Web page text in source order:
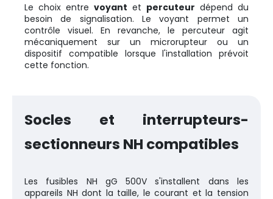
Le choix entre voyant et percuteur dépend du
besoin de signalisation. Le voyant permet un
contrôle visuel. En revanche, le percuteur agit
mécaniquement sur un microrupteur ou un
dispositif compatible lorsque l'installation prévoit
cette fonction.
Socles et interrupteurs-
sectionneurs NH compatibles
Les fusibles NH gG 500V s'installent dans les
appareils NH dont la taille, le courant et la tension